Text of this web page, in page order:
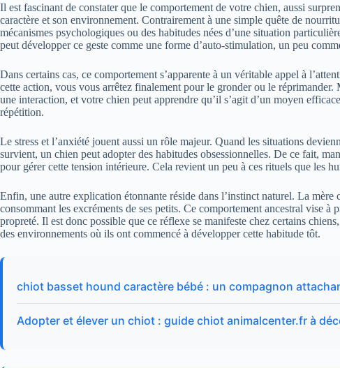
Il est fascinant de constater que le comportement de votre chien, aussi
caractère et son environnement. Contrairement à une simple quête de
mécanismes psychologiques ou des habitudes nées d’une situation
peut développer ce geste comme une forme d’auto-stimulation, un peu
Dans certains cas, ce comportement s’apparente à un véritable appel à
cette action, vous vous arrêtez finalement pour le gronder ou le réprimander.
une interaction, et votre chien peut apprendre qu’il s’agit d’un moyen
répétition.
Le stress et l’anxiété jouent aussi un rôle majeur. Quand les situations
survient, un chien peut adopter des habitudes obsessionnelles. De ce fait,
pour gérer cette tension intérieure. Cela revient un peu à ces rituels que les
Enfin, une autre explication étonnante réside dans l’instinct naturel. La
consommant les excréments de ses petits. Ce comportement ancestral vise à
propreté. Il est donc possible que ce réflexe se manifeste chez certains
des environnements où ils ont commencé à développer cette habitude tôt.
chiot basset hound caractère bébé : un compagnon
Adopter et élever un chiot : guide chiot animalcenter.fr à